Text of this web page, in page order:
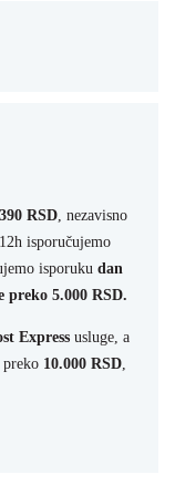
390 RSD, nezavisno
isporučujemo
isporuku dan
preko 5.000 RSD.
Express usluge, a
preko 10.000 RSD,